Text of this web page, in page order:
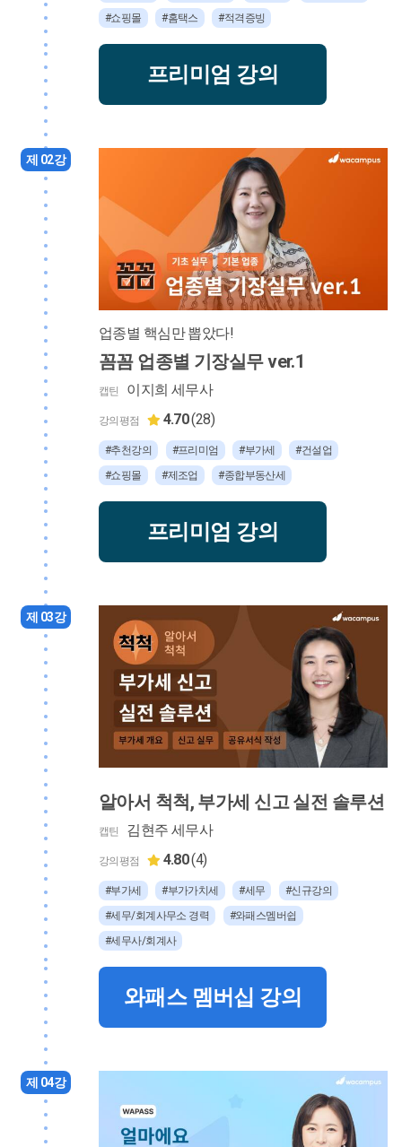
#쇼핑몰
#홈택스 #적격증빙
프리미엄 강의
제 02강
업종별 핵심만 뽑았다!
꼼꼼 업종별 기장실무 ver.1
캡틴 이지희 세무사
강의평점 4.70(28)
#추천강의 #프리미엄 #부가세
#건설업
#쇼핑몰
#제조업 #종합부동산세
프리미엄 강의
제 03강
알아서 척척, 부가세 신고 실전 솔루션
캡틴 김현주 세무사
강의평점 4.80(4)
#부가세 #부가가치세 #세무
#신규강의
#세무/회계사무소 경력
#와패스멤버쉽
#세무사/회계사
와패스 멤버십 강의
제 04강